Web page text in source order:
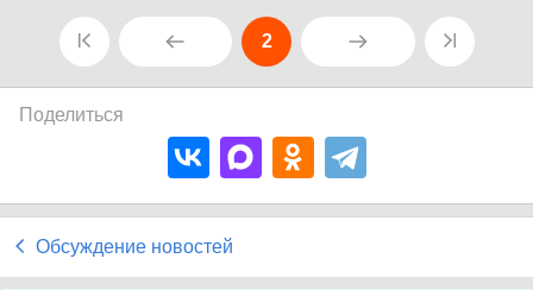
2
Поделиться
Обсуждение новостей